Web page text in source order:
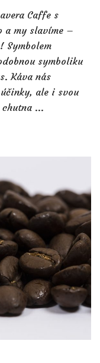
Caffe s
a my slavíme –
Symbolem
symboliku
Káva nás
ale i svou
...